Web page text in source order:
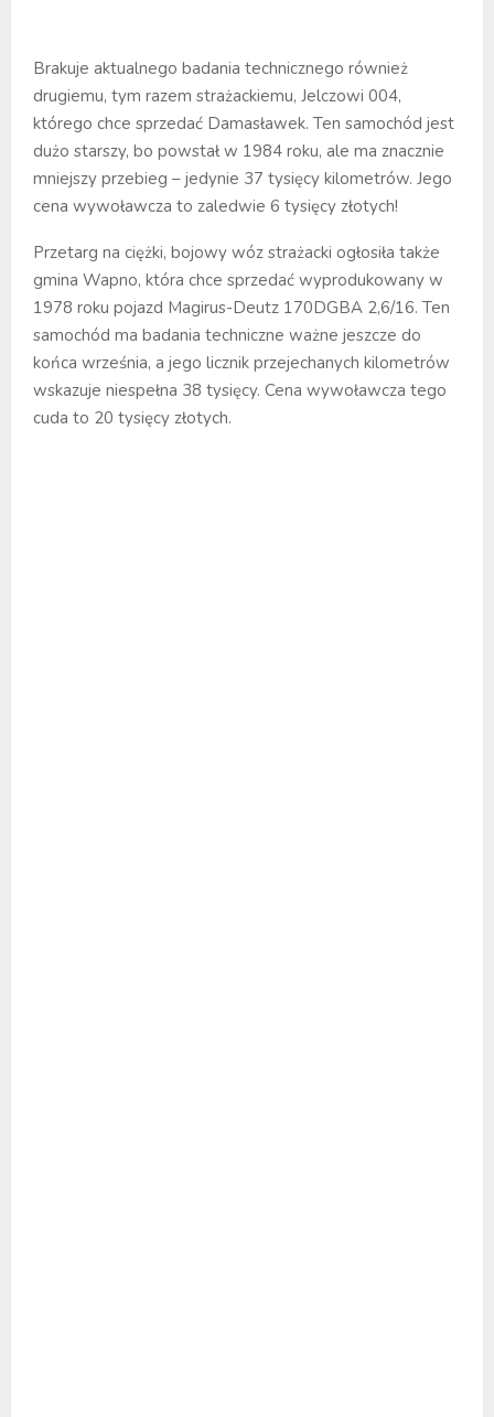
Brakuje aktualnego badania technicznego również
drugiemu, tym razem strażackiemu, Jelczowi 004,
którego chce sprzedać Damasławek. Ten samochód jest
dużo starszy, bo powstał w 1984 roku, ale ma znacznie
mniejszy przebieg – jedynie 37 tysięcy kilometrów. Jego
cena wywoławcza to zaledwie 6 tysięcy złotych!
Przetarg na ciężki, bojowy wóz strażacki ogłosiła także
gmina Wapno, która chce sprzedać wyprodukowany w
1978 roku pojazd Magirus-Deutz 170DGBA 2,6/16. Ten
samochód ma badania techniczne ważne jeszcze do
końca września, a jego licznik przejechanych kilometrów
wskazuje niespełna 38 tysięcy. Cena wywoławcza tego
cuda to 20 tysięcy złotych.